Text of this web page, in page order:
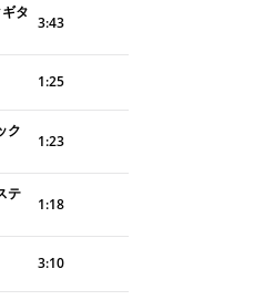
タ
3:43
1:25
ク
1:23
テ
1:18
3:10